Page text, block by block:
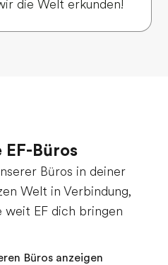
die Welt erkunden!
Büros
Büros in deiner
Welt in Verbindung,
weit EF dich bringen
Büros anzeigen